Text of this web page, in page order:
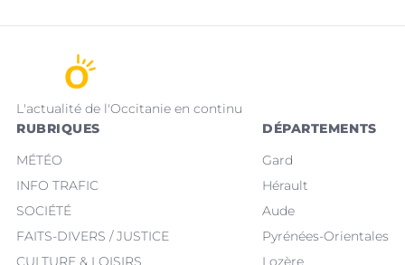
L'actualité de l'Occitanie en continu
RUBRIQUES
MÉTÉO
INFO TRAFIC
SOCIÉTÉ
FAITS-DIVERS / JUSTICE
DÉPARTEMENTS
Gard
Hérault
Aude
Pyrénées-Orientales